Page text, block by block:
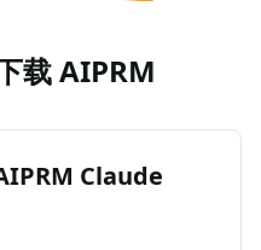
载 AIPRM
Claude